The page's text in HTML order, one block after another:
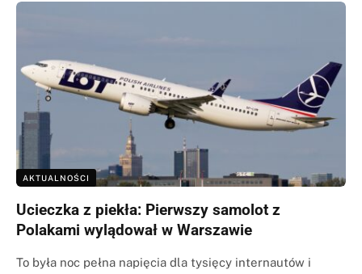
AKTUALNOŚCI
Ucieczka z piekła: Pierwszy samolot z
Polakami wylądował w Warszawie
To była noc pełna napięcia dla tysięcy internautów i